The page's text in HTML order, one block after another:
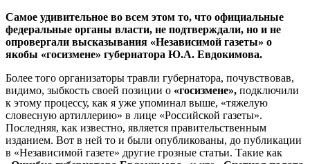
Самое удивительное во всем этом то, что официальные
федеральные органы власти, не подтверждали, но и не
опровергали высказывания «Независимой газеты» о
якобы «госизмене» губернатора Ю.А. Евдокимова.
Более того организаторы травли губернатора, почувствовав,
видимо, зыбкость своей позиции о «госизмене», подключили
к этому процессу, как я уже упоминал выше, «тяжелую
словесную артиллерию» в лице «Российской газеты».
Последняя, как известно, является правительственным
изданием. Вот в ней то и были опубликованы, до публикации
в «Независимой газете» другие грозные статьи. Такие как